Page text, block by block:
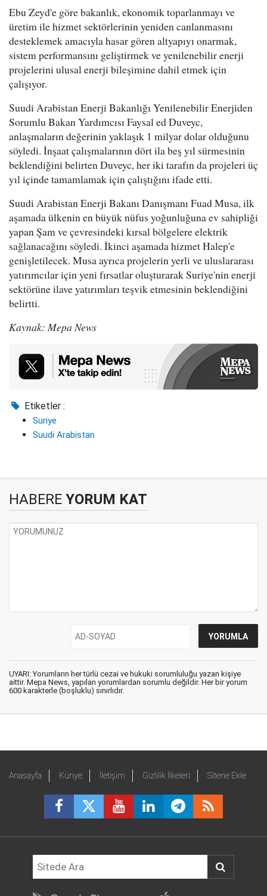
Ebu Zeyd'e göre bakanlık, ekonomik toparlanmayı ve
üretim ile hizmet sektörlerinin yeniden canlanmasını
desteklemek amacıyla hasar gören altyapıyı onarmak,
sistem performansını geliştirmek ve yenilenebilir enerji
projelerini ulusal enerji bileşimine dahil etmek için
çalışıyor.
Suudi Arabistan Enerji Bakanlığı Yenilenebilir Enerjiden
Sorumlu Bakan Yardımcısı Faysal ed Duveyc,
anlaşmaların değerinin yaklaşık 1 milyar dolar olduğunu
söyledi. İnşaat çalışmalarının dört ila beş yıl sürmesinin
beklendiğini belirten Duveyc, her iki tarafın da projeleri üç
yıl içinde tamamlamak için çalıştığını ifade etti.
Suudi Arabistan Enerji Bakanı Danışmanı Fuad Musa, ilk
aşamada ülkenin en büyük nüfus yoğunluğuna ev sahipliği
yapan Şam ve çevresindeki kırsal bölgelere elektrik
sağlanacağını söyledi. İkinci aşamada hizmet Halep'e
genişletilecek. Musa ayrıca projelerin yerli ve uluslararası
yatırımcılar için yeni fırsatlar oluşturarak Suriye'nin enerji
sektörüne ilave yatırımları teşvik etmesinin beklendiğini
belirtti.
Kaynak: Mepa News
Etiketler :
Suriye
Suudi Arabistan
HABERE YORUM KAT
UYARI: Yorumların her türlü cezai ve hukuki sorumluluğu yazan kişiye
aittir. Mepa News, yapılan yorumlardan sorumlu değildir. Her bir yorum
600 karakterle (boşluklu) sınırlıdır.
Anasayfa Künye İletişim Gizlilik İlkeleri Sitene Ekle